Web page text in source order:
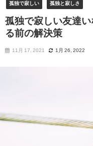
孤独で寂しい 孤独と寂しさ
孤独で寂しい友達
る前の解決策
11月 17, 2021 1月 26, 2022